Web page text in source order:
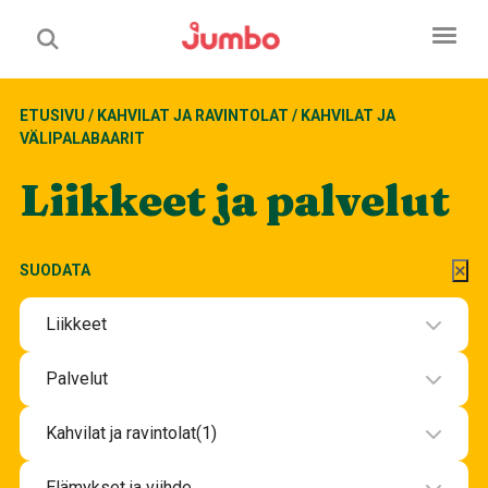
ETUSIVU / KAHVILAT JA RAVINTOLAT / KAHVILAT JA
VÄLIPALABAARIT
Liikkeet ja palvelut
SUODATA
Kahvilat ja ravintolat(1)
Liikkeet
Korut ja lahjatavarat
Palvelut